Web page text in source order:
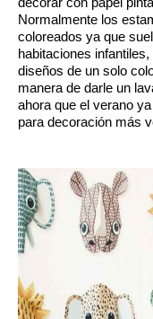
decorar con papel
Normalmente los
coloreados ya que
habitaciones
diseños de un solo
manera de darle un
ahora que el verano
para decoración más